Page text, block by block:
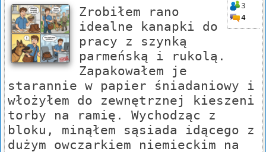
3
4
Zrobiłem rano
idealne kanapki do
pracy z szynką
parmeńską i rukolą.
Zapakowałem je
starannie w papier śniadaniowy i
włożyłem do zewnętrznej kieszeni
torby na ramię. Wychodząc z
bloku, minąłem sąsiada idącego z
dużym owczarkiem niemieckim na